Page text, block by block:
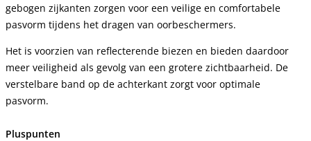
gebogen zijkanten zorgen voor een veilige en comfortabele
pasvorm tijdens het dragen van oorbeschermers.
Het is voorzien van reflecterende biezen en bieden daardoor
meer veiligheid als gevolg van een grotere zichtbaarheid. De
verstelbare band op de achterkant zorgt voor optimale
pasvorm.
Pluspunten